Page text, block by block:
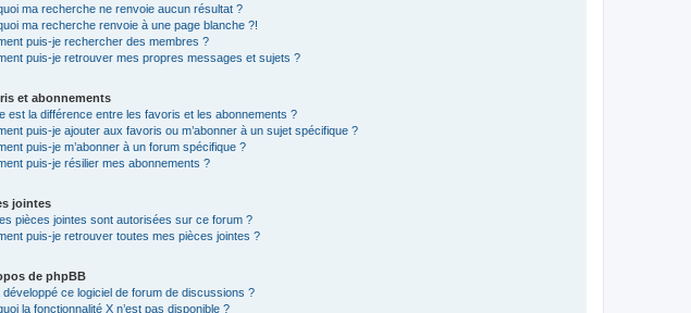
ma recherche ne renvoie aucun résultat ?
ma recherche renvoie à une page blanche ?!
puis-je rechercher des membres ?
puis-je retrouver mes propres messages et sujets ?
et abonnements
est la différence entre les favoris et les abonnements ?
puis-je ajouter aux favoris ou m’abonner à un sujet spécifique ?
puis-je m’abonner à un forum spécifique ?
puis-je résilier mes abonnements ?
jointes
pièces jointes sont autorisées sur ce forum ?
puis-je retrouver toutes mes pièces jointes ?
de phpBB
développé ce logiciel de forum de discussions ?
la fonctionnalité X n’est pas disponible ?